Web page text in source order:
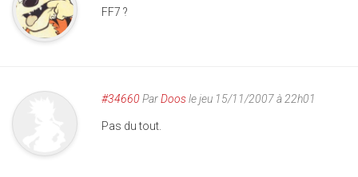
FF7 ?
#34660 ParDoosle jeu 15/11/2007 à 22h01
Pas du tout.